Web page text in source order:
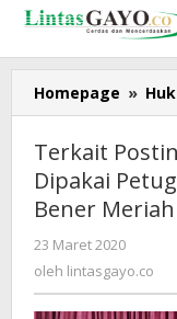
Lewati
konten
Homepage »
Terkait
Dipakai
Bener Meriah
23 Maret 2020
oleh lintasgayo.co